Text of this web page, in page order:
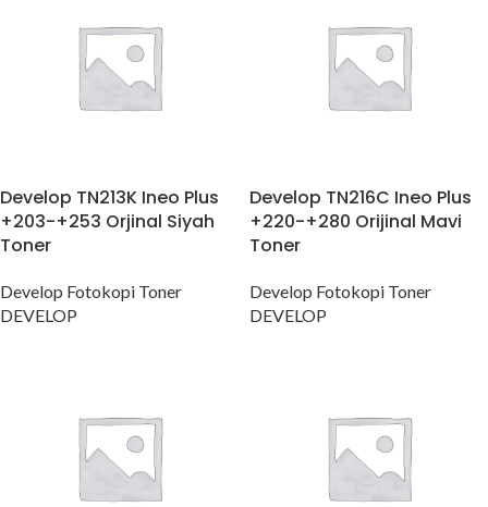
Develop TN213K Ineo Plus
+203-+253 Orjinal Siyah
Toner
Develop Fotokopi Toner
DEVELOP
Develop TN216C Ineo Plus
+220-+280 Orijinal Mavi
Toner
Develop Fotokopi Toner
DEVELOP